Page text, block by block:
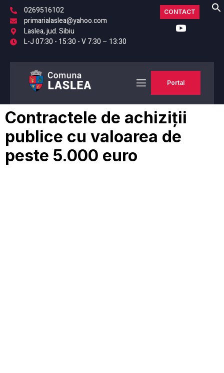
0269516102
primarialaslea@yahoo.com
Laslea, jud. Sibiu
L-J 07:30 - 15:30 - V 7:30 – 13:30
CONTACT
Portal
Contractele de achiziții
publice cu valoarea de
peste 5.000 euro